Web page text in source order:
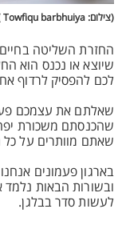
(צילום: Towfiqu barbhuiya )
החזרת השליטה
שיוצא או נכנס הוא
לכם להפסיק לרדוף
שאלתם את עצמכם
שהכנסתם משכורת
שאתם מוותרים על כל
בארגון פעמונים
ובשורות הבאות
לעשות סדר בבלגן.